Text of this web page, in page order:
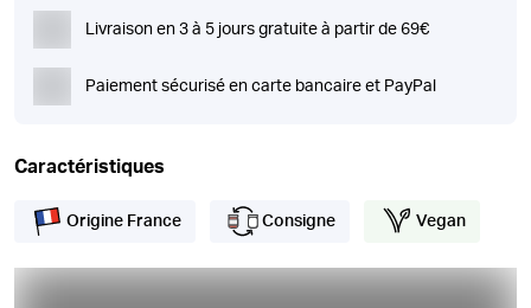
Livraison en 3 à 5 jours gratuite à partir de 69€
Paiement sécurisé en carte bancaire et PayPal
Caractéristiques
Origine France Consigne Vegan